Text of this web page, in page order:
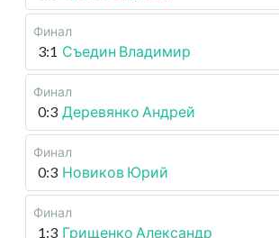
Финал
3:1 Съедин Владимир
Финал
0:3 Деревянко Андрей
Финал
0:3 Новиков Юрий
Финал
1:3 Грищенко Александр